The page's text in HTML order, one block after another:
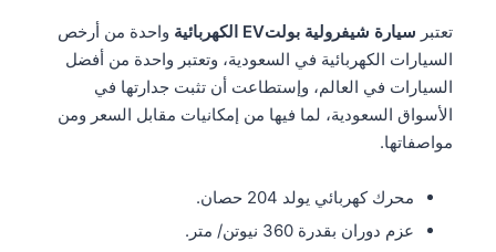
تعتبر سيارة شيفرولية بولتEV الكهربائية
واحدة من أرخص
السيارات الكهربائية في السعودية، وتعتبر واحدة من أفضل
السيارات في العالم، وإستطاعت أن تثبت جدارتها في
الأسواق السعودية، لما فيها من إمكانيات مقابل السعر ومن
مواصفاتها.
محرك كهربائي يولد 204 حصان.
عزم دوران بقدرة 360 نيوتن/ متر.